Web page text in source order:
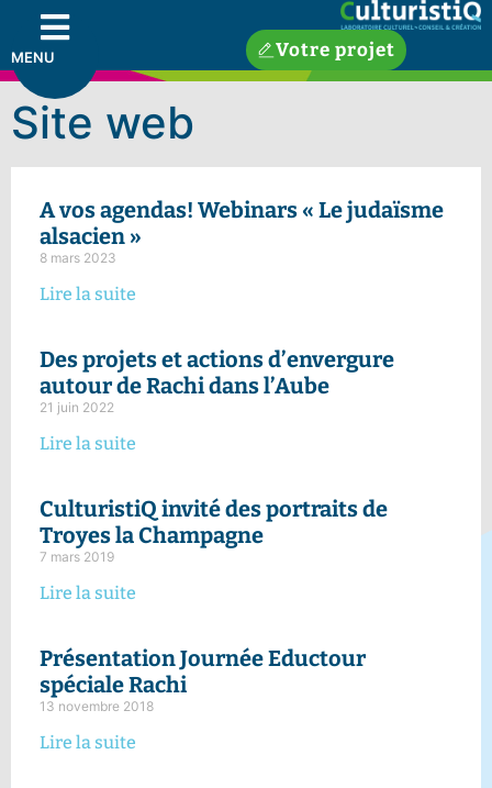
MENU Votre projet
Site web
A vos agendas! Webinars « Le judaïsme
alsacien »
8 mars 2023
Lire la suite
Des projets et actions d’envergure
autour de Rachi dans l’Aube
21 juin 2022
Lire la suite
CulturistiQ invité des portraits de
Troyes la Champagne
7 mars 2019
Lire la suite
Présentation Journée Eductour
spéciale Rachi
13 novembre 2018
Lire la suite